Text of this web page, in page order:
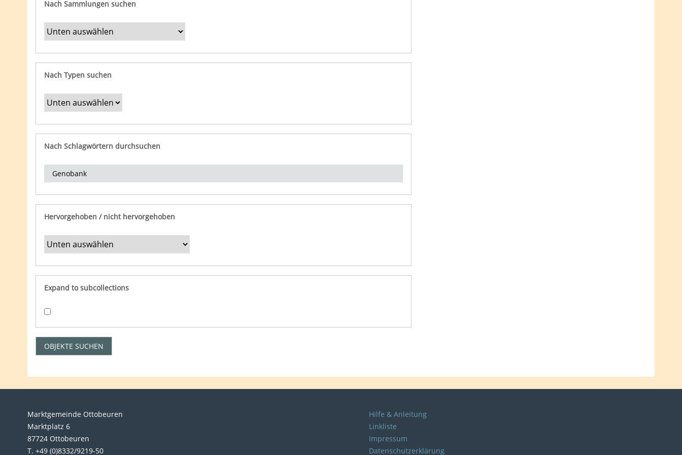
Nach Sammlungen suchen
Nach Typen suchen
Nach Schlagwörtern durchsuchen
Hervorgehoben / nicht hervorgehoben
Expand to subcollections
Marktgemeinde Ottobeuren
Marktplatz 6
87724 Ottobeuren
T. +49 (0)8332/9219-50
Hilfe & Anleitung
Linkliste
Impressum
Datenschutzerklärung